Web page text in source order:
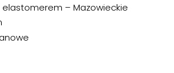
elastomerem – Mazowieckie